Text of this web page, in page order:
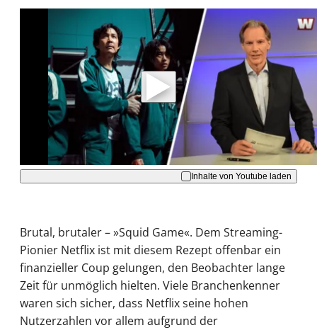
Mit der Wiedergabe dieses Videos werden
Daten an Youtube übertragen.
Hinweise dazu erhalten Sie in derDatenschutzerklärung
Akzeptieren
Inhalte von Youtube laden
Brutal, brutaler – »Squid Game«. Dem Streaming-
Pionier Netflix ist mit diesem Rezept offenbar ein
finanzieller Coup gelungen, den Beobachter lange
Zeit für unmöglich hielten. Viele Branchenkenner
waren sich sicher, dass Netflix seine hohen
Nutzerzahlen vor allem aufgrund der